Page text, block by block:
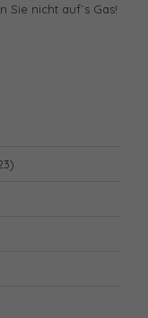
Sie nicht auf´s Gas!